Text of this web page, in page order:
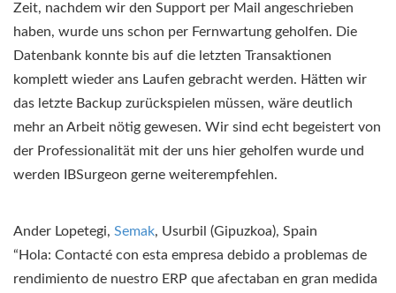
Zeit, nachdem wir den Support per Mail angeschrieben
haben, wurde uns schon per Fernwartung geholfen. Die
Datenbank konnte bis auf die letzten Transaktionen
komplett wieder ans Laufen gebracht werden. Hätten wir
das letzte Backup zurückspielen müssen, wäre deutlich
mehr an Arbeit nötig gewesen. Wir sind echt begeistert von
der Professionalität mit der uns hier geholfen wurde und
werden IBSurgeon gerne weiterempfehlen.
Ander Lopetegi, Semak, Usurbil (Gipuzkoa), Spain
“Hola: Contacté con esta empresa debido a problemas de
rendimiento de nuestro ERP que afectaban en gran medida